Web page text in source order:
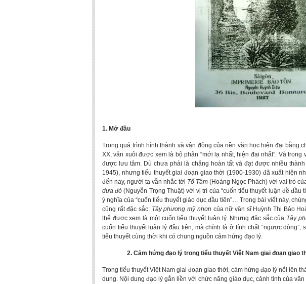
1. Mở đầu
Trong quá trình hình thành và vận động của nền văn học hiện đại bằng
XX, văn xuôi được xem là bộ phận “mới lạ nhất, hiện đại nhất”. Và
được lưu tâm. Dù chưa phải là chặng hoàn tất và đạt được nhiều
1945), nhưng tiểu thuyết giai đoạn giao thời (1900-1930) đã xuất hiện
đến nay, người ta vẫn nhắc tới Tố Tâm(Hoàng Ngọc Phách) với vai trò
dưa đỏ (Nguyễn Trọng Thuật) với vị trí của “cuốn tiểu thuyết luận đề đầu
ý nghĩa của “cuốn tiểu thuyết giáo dục đầu tiên”… Trong bài viết này,
cũng rất đặc sắc: Tây phương mỹ nhơn của nữ văn sĩ Huỳnh Thị Bảo
thể được xem là một cuốn tiểu thuyết luân lý. Nhưng đặc sắc của Tây
cuốn tiểu thuyết luân lý đầu tiên, mà chính là ở tính chất “ngược
tiểu thuyết cùng thời khi có chung nguồn cảm hứng đạo lý.
2. Cảm hứng đạo lý trong tiểu thuyết Việt Nam giai đoạn giao
Trong tiểu thuyết Việt Nam giai đoạn giao thời, cảm hứng đạo lý nổi lên
dung. Nội dung đạo lý gắn liền với chức năng giáo dục, cảnh tỉnh của